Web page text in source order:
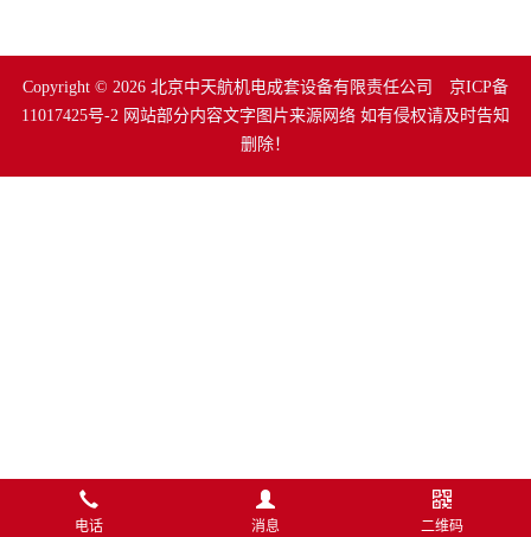
Copyright © 2026 北京中天航机电成套设备有限责任公司 京ICP备
11017425号-2 网站部分内容文字图片来源网络 如有侵权请及时告知
删除！
电话 消息 二维码